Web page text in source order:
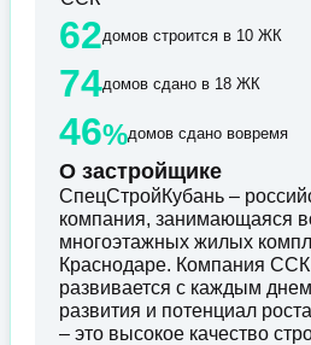
62домов строится в 10 ЖК
74домов сдано в 18 ЖК
46%домов сдано вовремя
О застройщике
СпецСтройКубань –
компания, занимающаяся
многоэтажных жилых
Краснодаре. Компания ССК
развивается с каждым
развития и потенциал
– это высокое качество